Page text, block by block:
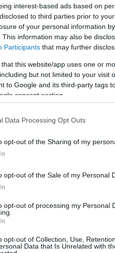
interest-based ads based on
to third parties prior to
of your personal information
This information may also be
Participants that may further
that this website/app uses one or
but not limited to your visit
to Google and its third-party tags
consent section.
Data Processing Opt Outs
opt-out of the Sharing of my
opt-out of the Sale of my Personal
opt-out of processing my Personal
opt-out of Collection, Use,
Data that Is Unrelated with
BY:BARANYI ESZTER 2025.
Európa-szerte új
haderőfejlesztésben.
létszámot növel,
épp teljesen új
be. A kontinens
hitben, hogy a béke
állapot, ám az
hónap…
Grand Paris